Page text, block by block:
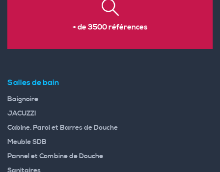
+ de 3500 références
Salles de bain
Baignoire
JACUZZI
Cabine, Paroi et Barres de Douche
Meuble SDB
Pannel et Combine de Douche